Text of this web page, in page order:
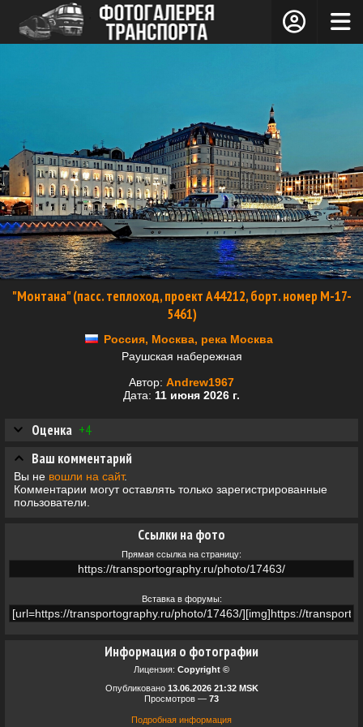
"Монтана" (пасс. теплоход, проект А44212, борт. номер М-17-
5461)
Россия, Москва, река Москва
Раушская набережная
Автор: Andrew1967
Дата: 11 июня 2026 г.
Информация о фотографии
Лицензия: Copyright ©
Опубликовано 13.06.2026 21:32 MSK
Просмотров — 73
Подробная информация
Оценка +4
Ссылки на фото
Прямая ссылка на страницу:
Вставка в форумы:
Ваш комментарий
Вы не вошли на сайт.
Комментарии могут оставлять только зарегистрированные
пользователи.